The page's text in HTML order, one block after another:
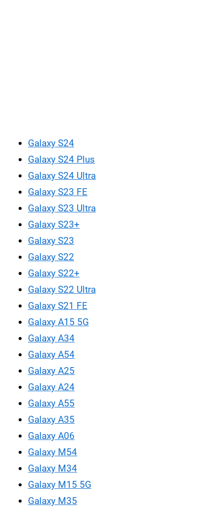
Galaxy S24
Galaxy S24 Plus
Galaxy S24 Ultra
Galaxy S23 FE
Galaxy S23 Ultra
Galaxy S23+
Galaxy S23
Galaxy S22
Galaxy S22+
Galaxy S22 Ultra
Galaxy S21 FE
Galaxy A15 5G
Galaxy A34
Galaxy A54
Galaxy A25
Galaxy A24
Galaxy A55
Galaxy A35
Galaxy A06
Galaxy M54
Galaxy M34
Galaxy M15 5G
Galaxy M35